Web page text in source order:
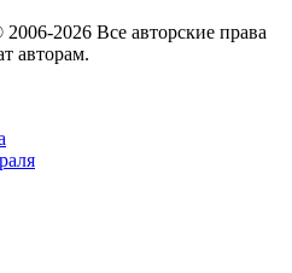
2026 Все авторские права
авторам.